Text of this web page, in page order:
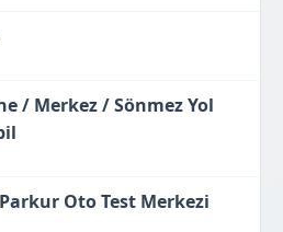
/ Merkez / Sönmez Yol
Oto Test Merkezi